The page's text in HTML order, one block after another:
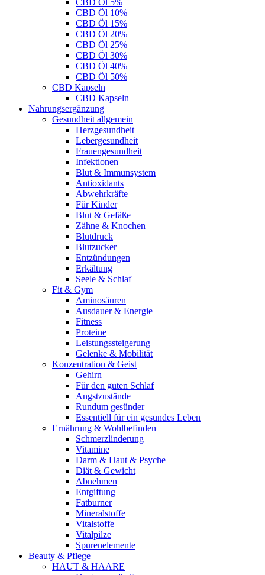
CBD Öl 5%
CBD Öl 10%
CBD Öl 15%
CBD Öl 20%
CBD Öl 25%
CBD Öl 30%
CBD Öl 40%
CBD Öl 50%
CBD Kapseln
CBD Kapseln
Nahrungsergänzung
Gesundheit allgemein
Herzgesundheit
Lebergesundheit
Frauengesundheit
Infektionen
Blut & Immunsystem
Antioxidants
Abwehrkräfte
Für Kinder
Blut & Gefäße
Zähne & Knochen
Blutdruck
Blutzucker
Entzündungen
Erkältung
Seele & Schlaf
Fit & Gym
Aminosäuren
Ausdauer & Energie
Fitness
Proteine
Leistungssteigerung
Gelenke & Mobilität
Konzentration & Geist
Gehirn
Für den guten Schlaf
Angstzustände
Rundum gesünder
Essentiell für ein gesundes Leben
Ernährung & Wohlbefinden
Schmerzlinderung
Vitamine
Darm & Haut & Psyche
Diät & Gewicht
Abnehmen
Entgiftung
Fatburner
Mineralstoffe
Vitalstoffe
Vitalpilze
Spurenelemente
Beauty & Pflege
HAUT & HAARE